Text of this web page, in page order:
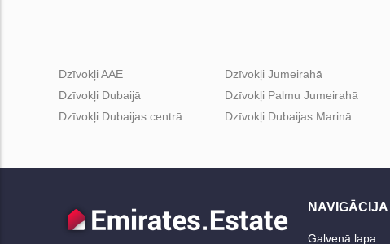
Dzīvokļi AAE
Dzīvokļi Dubaijā
Dzīvokļi Dubaijas centrā
Dzīvokļi Jumeirahā
Dzīvokļi Palmu Jumeirahā
Dzīvokļi Dubaijas Marinā
NAVIGĀCIJA
Galvenā lapa